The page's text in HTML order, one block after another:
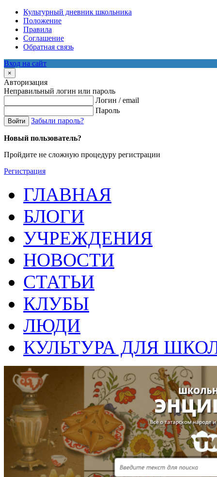
Культурный дневник школьника
Положение
Правила
Соглашение
Обратная связь
Вход на сайт
×
Авторизация
Неправильный логин или пароль
Логин / email
Пароль
Войти Забыли пароль?
Новый пользователь?
Пройдите не сложную процедуру регистрации
Регистрация
ГЛАВНАЯ
БЛОГИ
УЧРЕЖДЕНИЯ
НОВОСТИ
СТАТЬИ
КЛУБЫ
ЛЮДИ
КУЛЬТУРА ДЛЯ